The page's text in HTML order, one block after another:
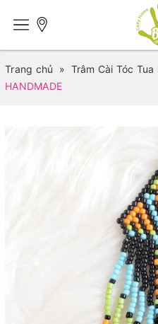
Trang chủ » Trâm Cài Tóc Tua
HANDMADE